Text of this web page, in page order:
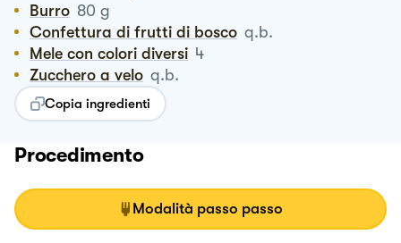
Burro 80 g
Confettura di frutti di bosco q.b.
Mele con colori diversi 4
Zucchero a velo q.b.
Copia ingredienti
Procedimento
Modalità passo passo